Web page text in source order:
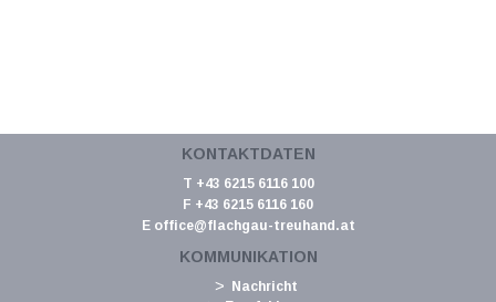
KONTAKTDATEN
T +43 6215 6116 100
F +43 6215 6116 160
E office@flachgau-treuhand.at
KOMMUNIKATION
Nachricht